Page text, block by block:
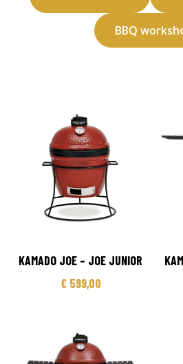
BBQ
KAMADO JOE – JOE JUNIOR
€599,00